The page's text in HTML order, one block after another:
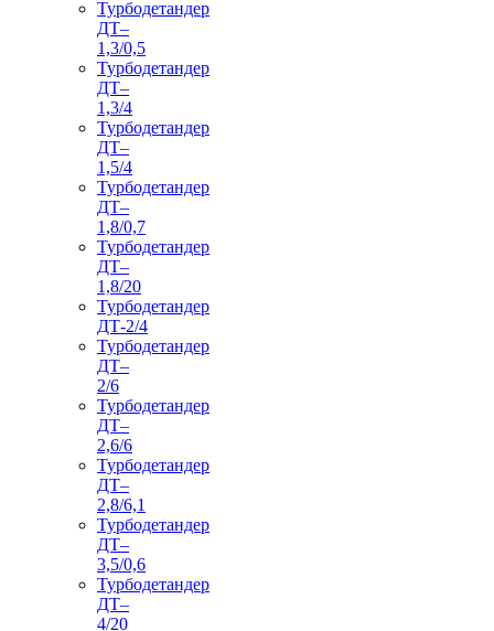
Турбодетандер
ДТ–
1,3/0,5
Турбодетандер
ДТ–
1,3/4
Турбодетандер
ДТ–
1,5/4
Турбодетандер
ДТ–
1,8/0,7
Турбодетандер
ДТ–
1,8/20
Турбодетандер
ДТ-2/4
Турбодетандер
ДТ–
2/6
Турбодетандер
ДТ–
2,6/6
Турбодетандер
ДТ–
2,8/6,1
Турбодетандер
ДТ–
3,5/0,6
Турбодетандер
ДТ–
4/20